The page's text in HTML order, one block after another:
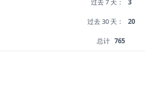
过去 7 天： 3
过去 30 天： 20
总计 765